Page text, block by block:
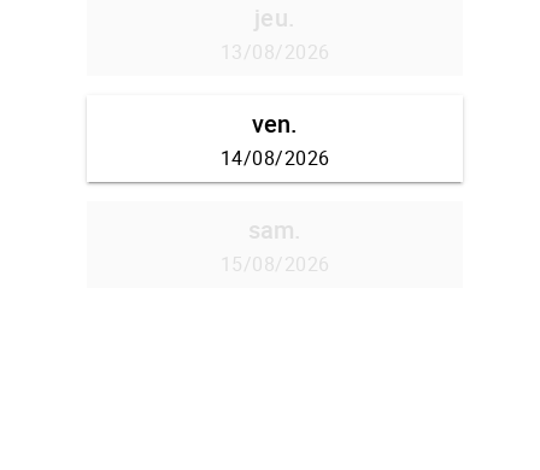
jeu.
13/08/2026
ven.
14/08/2026
sam.
15/08/2026